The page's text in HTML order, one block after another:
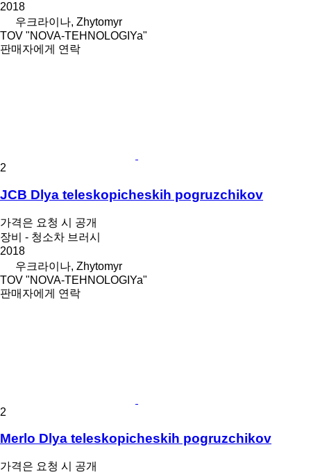
2018
우크라이나, Zhytomyr
TOV "NOVA-TEHNOLOGIYa"
판매자에게 연락
2
JCB Dlya teleskopicheskih pogruzchikov
가격은 요청 시 공개
장비 - 청소차 브러시
2018
우크라이나, Zhytomyr
TOV "NOVA-TEHNOLOGIYa"
판매자에게 연락
2
Merlo Dlya teleskopicheskih pogruzchikov
가격은 요청 시 공개